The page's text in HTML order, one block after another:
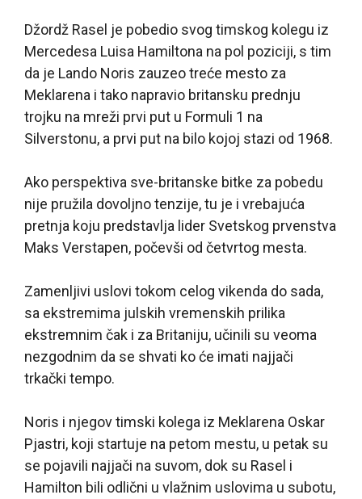
Džordž Rasel je pobedio svog timskog kolegu iz
Mercedesa Luisa Hamiltona na pol poziciji, s tim
da je Lando Noris zauzeo treće mesto za
Meklarena i tako napravio britansku prednju
trojku na mreži prvi put u Formuli 1 na
Silverstonu, a prvi put na bilo kojoj stazi od 1968.
Ako perspektiva sve-britanske bitke za pobedu
nije pružila dovoljno tenzije, tu je i vrebajuća
pretnja koju predstavlja lider Svetskog prvenstva
Maks Verstapen, počevši od četvrtog mesta.
Zamenljivi uslovi tokom celog vikenda do sada,
sa ekstremima julskih vremenskih prilika
ekstremnim čak i za Britaniju, učinili su veoma
nezgodnim da se shvati ko će imati najjači
trkački tempo.
Noris i njegov timski kolega iz Meklarena Oskar
Pjastri, koji startuje na petom mestu, u petak su
se pojavili najjači na suvom, dok su Rasel i
Hamilton bili odlični u vlažnim uslovima u subotu,